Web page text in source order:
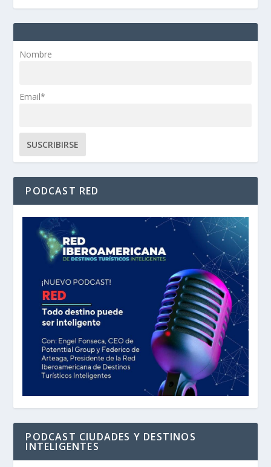
Nombre
Email*
PODCAST RED
PODCAST CIUDADES Y DESTINOS
INTELIGENTES